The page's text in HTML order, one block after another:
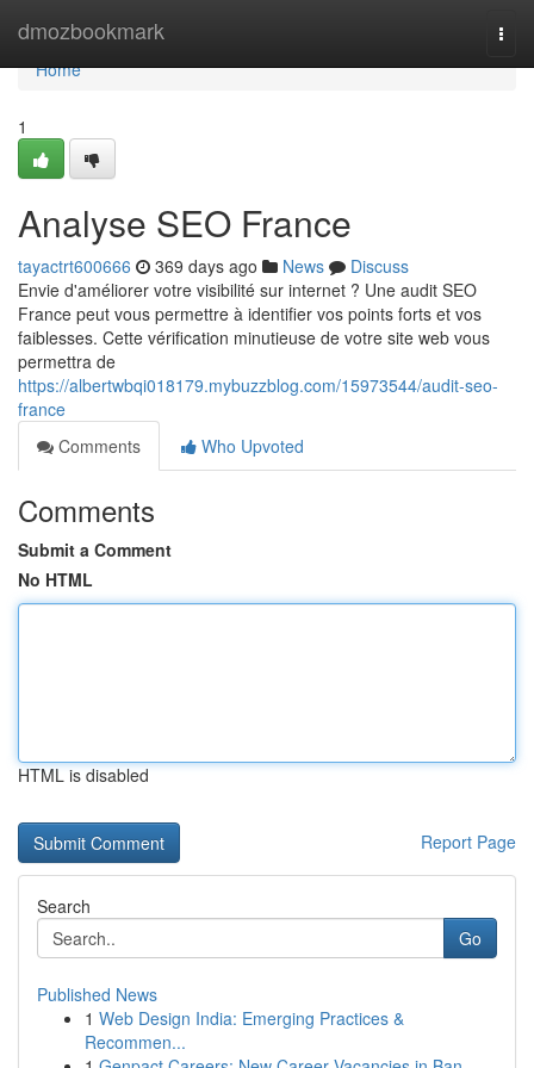
dmozbookmark
Home
Home
1
Analyse SEO France
tayactrt600666 369 days ago News
Discuss
Envie d'améliorer votre visibilité sur internet ? Une audit SEO
France peut vous permettre à identifier vos points forts et vos
faiblesses. Cette vérification minutieuse de votre site web vous
permettra de
https://albertwbqi018179.mybuzzblog.com/15973544/audit-seo-
france
Comments
Who Upvoted
Comments
Submit a Comment
No HTML
HTML is disabled
Report Page
Search
Go
Published News
1 Web Design India: Emerging Practices &
Recommen...